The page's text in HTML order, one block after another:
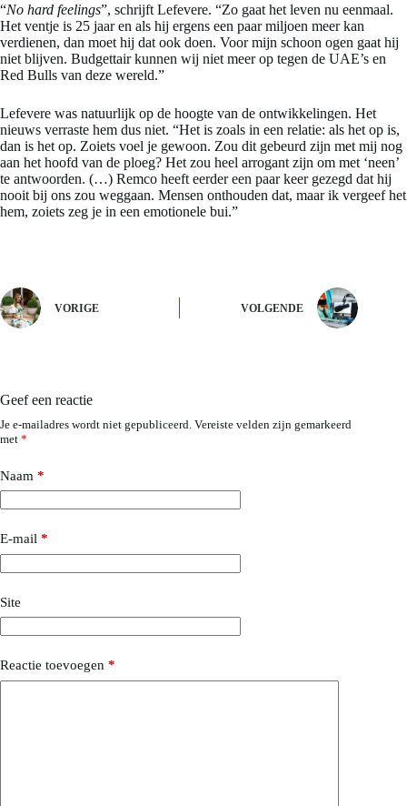
“No hard feelings”, schrijft Lefevere. “Zo gaat het leven nu eenmaal.
Het ventje is 25 jaar en als hij ergens een paar miljoen meer kan
verdienen, dan moet hij dat ook doen. Voor mijn schoon ogen gaat hij
niet blijven. Budgettair kunnen wij niet meer op tegen de UAE’s en
Red Bulls van deze wereld.”
Lefevere was natuurlijk op de hoogte van de ontwikkelingen. Het
nieuws verraste hem dus niet. “Het is zoals in een relatie: als het op is,
dan is het op. Zoiets voel je gewoon. Zou dit gebeurd zijn met mij nog
aan het hoofd van de ploeg? Het zou heel arrogant zijn om met ‘neen’
te antwoorden. (…) Remco heeft eerder een paar keer gezegd dat hij
nooit bij ons zou weggaan. Mensen onthouden dat, maar ik vergeef het
hem, zoiets zeg je in een emotionele bui.”
VORIGE VOLGENDE
Geef een reactie
Je e-mailadres wordt niet gepubliceerd. Vereiste velden zijn gemarkeerd
met *
Naam *
E-mail *
Site
Reactie toevoegen *